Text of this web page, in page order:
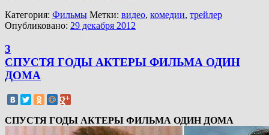
Категория: Фильмы Метки: видео, комедии, трейлер
Опубликовано: 29 декабря 2012
3
СПУСТЯ ГОДЫ АКТЕРЫ ФИЛЬМА ОДИН
ДОМА
СПУСТЯ ГОДЫ АКТЕРЫ ФИЛЬМА ОДИН ДОМА